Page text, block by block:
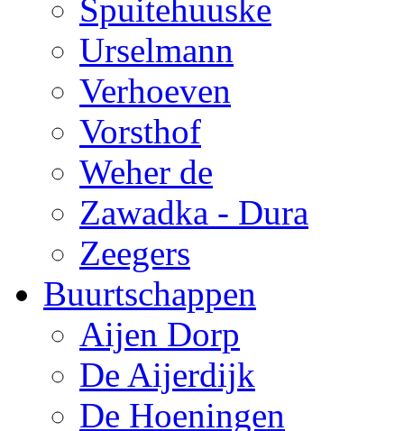
Spuitehuuske
Urselmann
Verhoeven
Vorsthof
Weher de
Zawadka - Dura
Zeegers
Buurtschappen
Aijen Dorp
De Aijerdijk
De Hoeningen